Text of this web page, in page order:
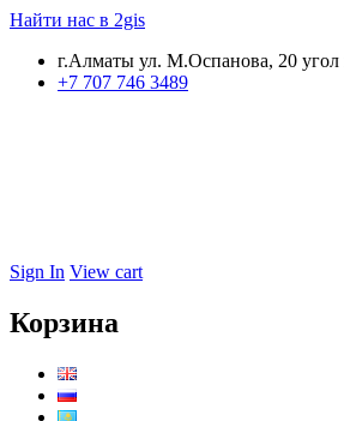
Найти нас в 2gis
г.Алматы ул. М.Оспанова, 20
+7 707 746 3489
Sign In View cart
Корзина